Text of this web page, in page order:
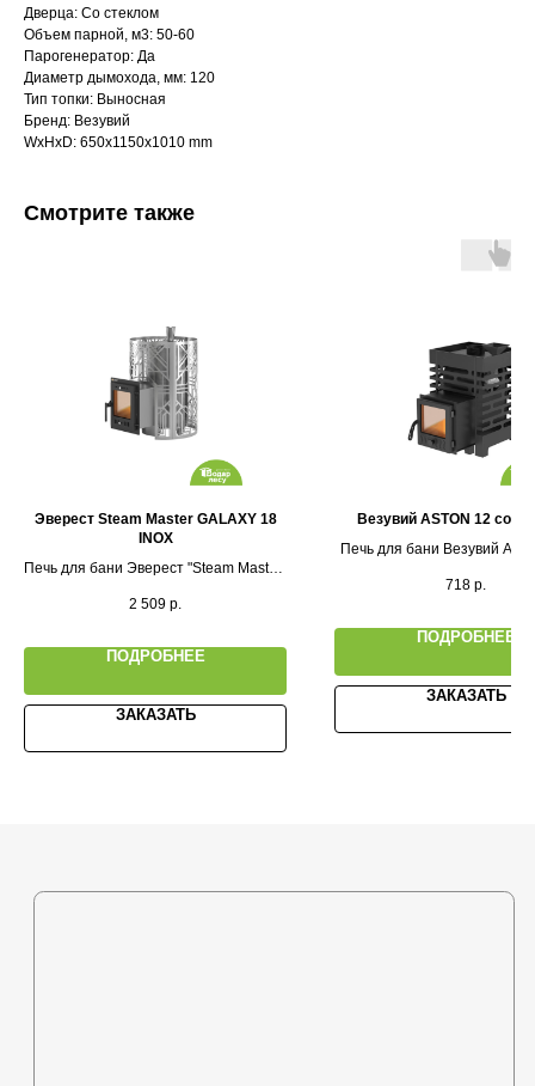
Дверца: Со стеклом
Объем парной, м3: 50-60
Парогенератор: Да
Диаметр дымохода, мм: 120
Тип топки: Выносная
Бренд: Везувий
WxHxD: 650x1150x1010 mm
Смотрите также
Эверест Steam Master GALAXY 18
INOX
Печь для бани Эверест "Steam Master"
2 509 р.
ПОДРОБНЕЕ
ЗАКАЗАТЬ
Везувий ASTON 12 со
Печь для бани Везувий
718 р.
ПОДРОБНЕЕ
ЗАКАЗАТЬ
Оплата и кредитование
+375 (44) 772-92-22
s1-ovk@yandex.by